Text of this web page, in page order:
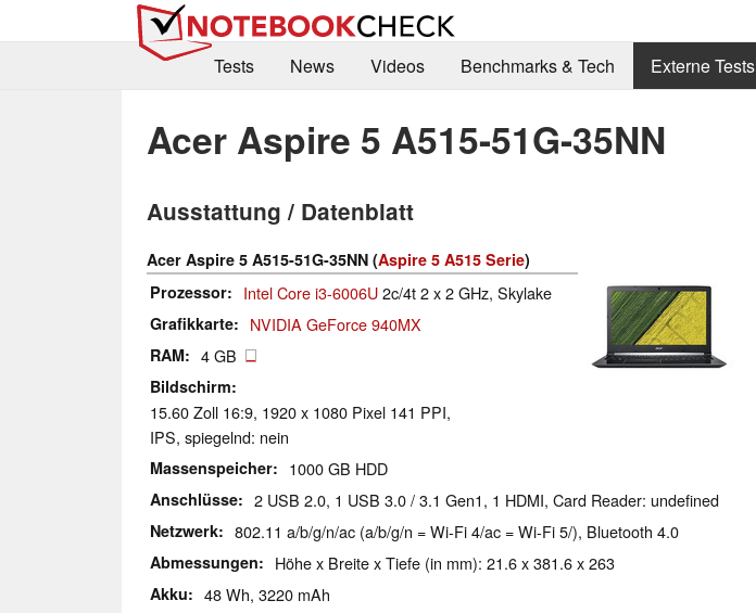
Tests
News Videos Benchmarks & Tech Externe Tests
Acer Aspire 5 A515-51G-35NN
Ausstattung / Datenblatt
Acer Aspire 5 A515-51G-35NN (Aspire 5 A515 Serie)
Prozessor
Intel Core i3-6006U2c/4t 2 x 2 GHz, Skylake
Grafikkarte NVIDIA GeForce 940MX
RAM 4 GB
Bildschirm
15.60 Zoll 16:9, 1920 x 1080 Pixel 141 PPI,
IPS, spiegelnd: nein
Massenspeicher 1000 GB HDD
Anschlüsse 2 USB 2.0, 1 USB 3.0 / 3.1 Gen1, 1 HDMI, Card Reader: undefined
Netzwerk 802.11 a/b/g/n/ac (a/b/g/n = Wi-Fi 4/ac = Wi-Fi 5/), Bluetooth 4.0
Abmessungen Höhe x Breite x Tiefe (in mm): 21.6 x 381.6 x 263
Akku 48 Wh, 3220 mAh